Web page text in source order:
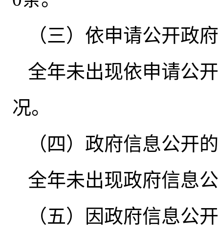
（三）依申请公开政
全年未出现依申请公
况。
（四）政府信息公开
全年未出现政府信息
（五）因政府信息公